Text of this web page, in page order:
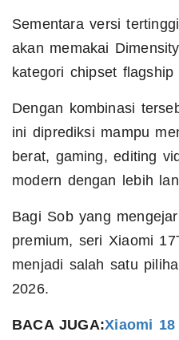
Sementara versi
akan memakai
kategori chipset
Dengan kombinasi
ini diprediksi mampu
berat, gaming, editing
modern dengan lebih
Bagi Sob yang
premium, seri Xiaomi
menjadi salah satu
2026.
BACA JUGA:Xiaomi